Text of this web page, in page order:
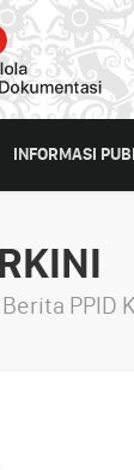
INFORMASI
PPID